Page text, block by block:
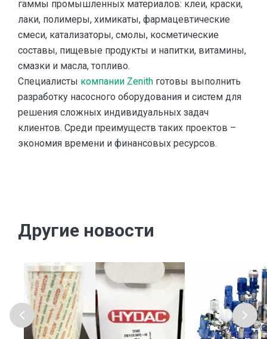
гаммы промышленных материалов: клеи, краски,
лаки, полимеры, химикаты, фармацевтические
смеси, катализаторы, смолы, косметические
составы, пищевые продукты и напитки, витамины,
смазки и масла, топливо.
Специалисты компании Zenith готовы выполнить
разработку насосного оборудования и систем для
решения сложных индивидуальных задач
клиентов. Среди преимуществ таких проектов –
экономия времени и финансовых ресурсов.
Другие новости